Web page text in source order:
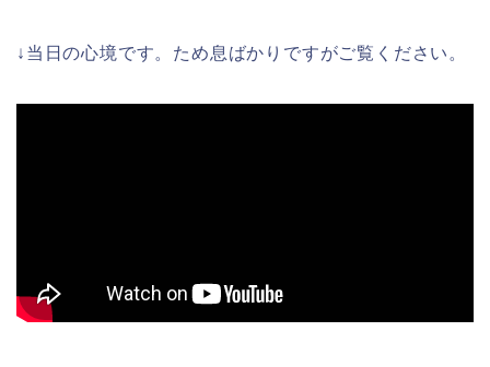
↓当日の心境です。ため息ばかりですがご覧ください。